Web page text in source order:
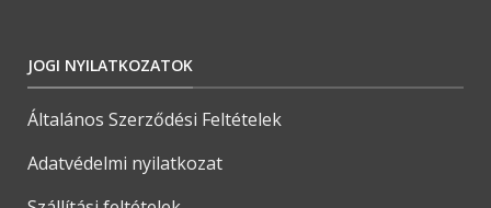
JOGI NYILATKOZATOK
Általános Szerződési Feltételek
Adatvédelmi nyilatkozat